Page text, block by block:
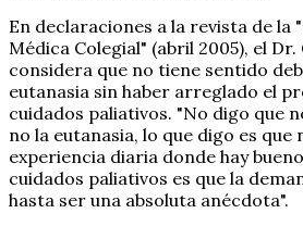
En declaraciones a la revista de la
Médica Colegial" (abril 2005), el Dr.
considera que no tiene sentido
eutanasia sin haber arreglado el
cuidados paliativos. "No digo que
no la eutanasia, lo que digo es
experiencia diaria donde hay
cuidados paliativos es que la
hasta ser una absoluta anécdota".